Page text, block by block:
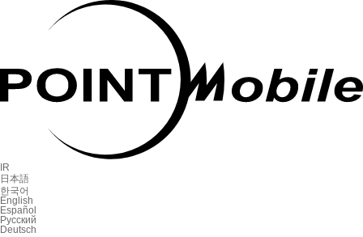
IR
日本語
한국어
English
Español
Русский
Deutsch